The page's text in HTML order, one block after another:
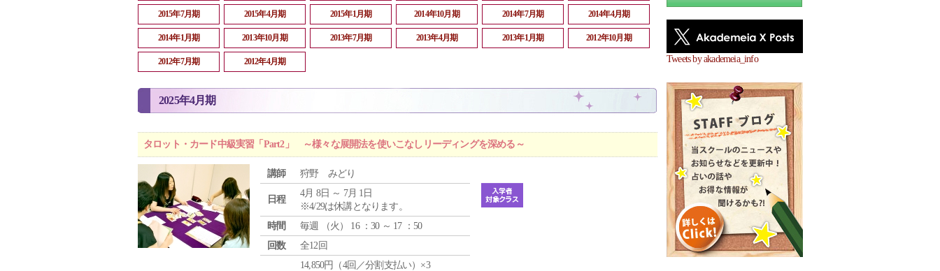
Tweets by akademeia_info
2015年7月期 2015年4月期 2015年1月期 2014年10月期 2014年7月期 2014年4月期
2014年1月期 2013年10月期 2013年7月期 2013年4月期 2013年1月期 2012年10月期
2012年7月期 2012年4月期
2025年4月期
タロット・カード中級実習「Part2」 ～様々な展開法を使いこなしリーディングを深める～
講師 狩野 みどり
日程
4月 8日 ～ 7月 1日
※4/29は休講となります。
時間
毎週 （火 ） 16 ：30 ～ 17 ：50
回数
全12回
14,850円（4回／分割支払い）×3